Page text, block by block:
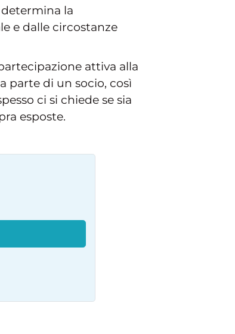
la
e dalle circostanze
attiva alla
parte di un socio, così
ci si chiede se sia
esposte.